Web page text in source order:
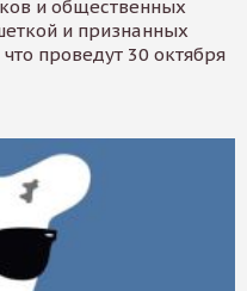
и общественных
и признанных
проведут 30 октября